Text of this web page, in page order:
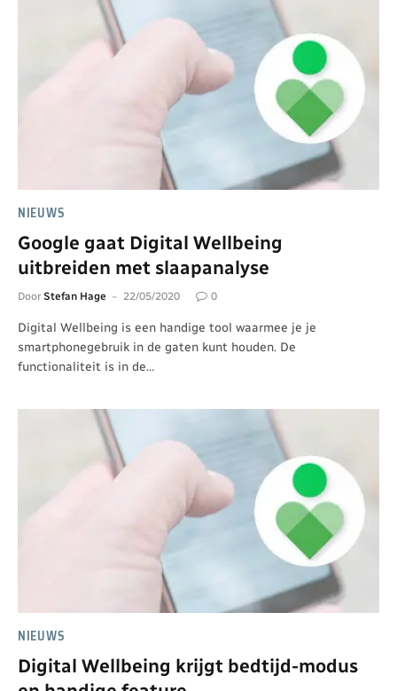
NIEUWS
Google gaat Digital Wellbeing
uitbreiden met slaapanalyse
Door Stefan Hage 22/05/2020 0
Digital Wellbeing is een handige tool waarmee je je
smartphonegebruik in de gaten kunt houden. De
functionaliteit is in de…
NIEUWS
Digital Wellbeing krijgt bedtijd-modus